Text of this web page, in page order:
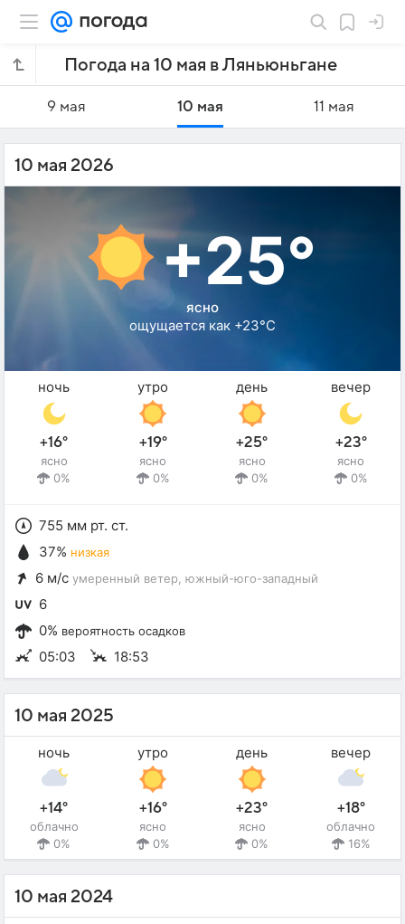
Погода на 10 мая в Ляньюньгане
9 мая 10 мая 11 мая
10 мая 2026
+25°
ясно
ощущается как +23°C
ночь
+16°
ясно
0%
утро
+19°
ясно
0%
день
+25°
ясно
0%
вечер
+23°
ясно
0%
755 мм рт. ст.
37% низкая
6 м/с умеренный ветер , южный-юго-западный
6
0% вероятность осадков
05:03 18:53
10 мая 2025
ночь
+14°
облачно
0%
утро
+16°
ясно
0%
день
+23°
ясно
0%
вечер
+18°
облачно
16%
10 мая 2024